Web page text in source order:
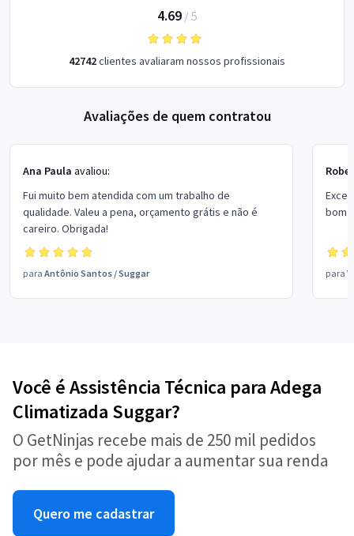
4.69/ 5
42742clientes avaliaram nossos profissionais
Avaliações de quem contratou
Ana Paula avaliou:
Fui muito bem atendida com um trabalho de
qualidade. Valeu a pena, orçamento grátis e não é
careiro. Obrigada!
para Antônio Santos /Suggar
bom
para
Você é Assistência Técnica para Adega
Climatizada Suggar?
O GetNinjas recebe mais de 250 mil pedidos
por mês e pode ajudar a aumentar sua renda
Quero me cadastrar